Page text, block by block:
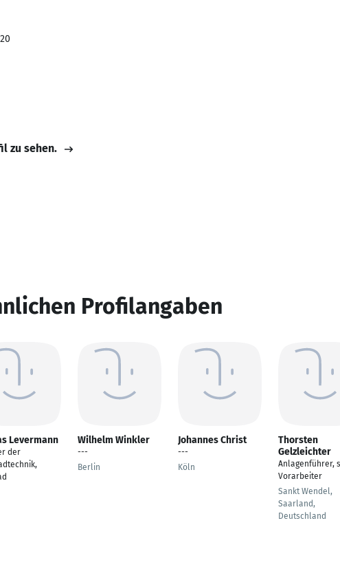
zu sehen.
Profilangaben
Levermann
der
Wilhelm Winkler
---
Berlin
Johannes Christ
---
Köln
Thorsten
Gelzleichter
Anlagenführer,
Vorarbeiter
Sankt Wendel,
Saarland,
Deutschland